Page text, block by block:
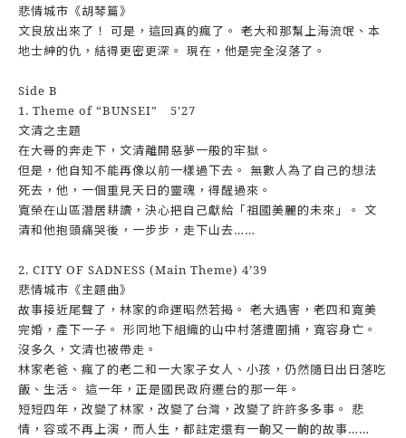
悲情城市《胡琴篇》
文良放出來了！ 可是，這回真的瘋了。 老大和那幫上海流氓、本
地士紳的仇，結得更密更深。 現在，他是完全沒落了。
Side B
1. Theme of “BUNSEI” 5’27
文清之主題
在大哥的奔走下，文清離開惡夢一般的牢獄。
但是，他自知不能再像以前一樣過下去。 無數人為了自己的想法
死去，他，一個重見天日的靈魂，得醒過來。
寬榮在山區潛居耕讀，決心把自己獻給「祖國美麗的未來」。 文
清和他抱頭痛哭後，一步步，走下山去……
2. CITY OF SADNESS (Main Theme) 4’39
悲情城市《主題曲》
故事接近尾聲了，林家的命運昭然若揭。 老大遇害，老四和寬美
完婚，產下一子。 形同地下組織的山中村落遭圍捕，寬容身亡。
沒多久，文清也被帶走。
林家老爸、瘋了的老二和一大家子女人、小孩，仍然隨日出日落吃
飯、生活。 這一年，正是國民政府遷台的那一年。
短短四年，改變了林家，改變了台灣，改變了許許多多事。 悲
情，容或不再上演，而人生，都註定還有一齣又一齣的故事……